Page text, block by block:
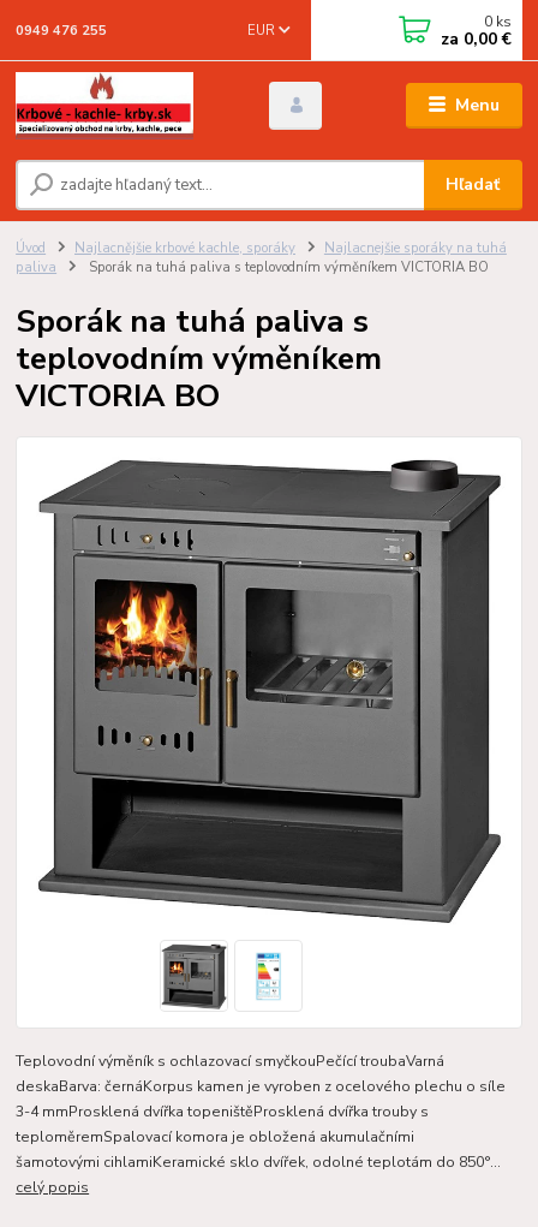
Menu
EUR
Hľadať
0949 476 255 0 ks
za 0,00 €
Úvod Najlacnějšie krbové kachle, sporáky
Najlacnejšie sporáky na tuhá
paliva
Sporák na tuhá paliva s teplovodním výměníkem VICTORIA BO
Sporák na tuhá paliva s
teplovodním výměníkem
VICTORIA BO
Teplovodní výměník s ochlazovací smyčkouPečící troubaVarná
deskaBarva: černáKorpus kamen je vyroben z ocelového plechu o síle
3-4 mmProsklená dvířka topeništěProsklená dvířka trouby s
teploměremSpalovací komora je obložená akumulačními
šamotovými cihlamiKeramické sklo dvířek, odolné teplotám do 850°...
celý popis